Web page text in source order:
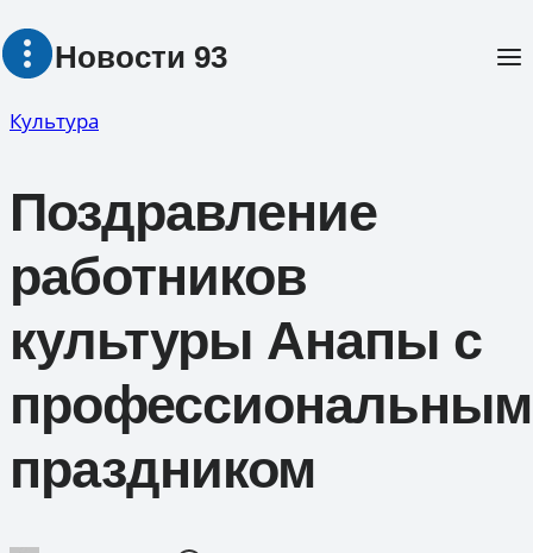
Перейти
Новости 93
Культура
Поздравление
работников
культуры Анапы с
профессиональным
праздником